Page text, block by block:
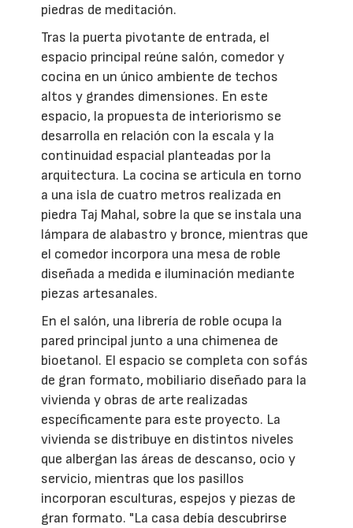
piedras de meditación.
Tras la puerta pivotante de entrada, el
espacio principal reúne salón, comedor y
cocina en un único ambiente de techos
altos y grandes dimensiones. En este
espacio, la propuesta de interiorismo se
desarrolla en relación con la escala y la
continuidad espacial planteadas por la
arquitectura. La cocina se articula en torno
a una isla de cuatro metros realizada en
piedra Taj Mahal, sobre la que se instala una
lámpara de alabastro y bronce, mientras que
el comedor incorpora una mesa de roble
diseñada a medida e iluminación mediante
piezas artesanales.
En el salón, una librería de roble ocupa la
pared principal junto a una chimenea de
bioetanol. El espacio se completa con sofás
de gran formato, mobiliario diseñado para la
vivienda y obras de arte realizadas
específicamente para este proyecto. La
vivienda se distribuye en distintos niveles
que albergan las áreas de descanso, ocio y
servicio, mientras que los pasillos
incorporan esculturas, espejos y piezas de
gran formato. "La casa debía descubrirse